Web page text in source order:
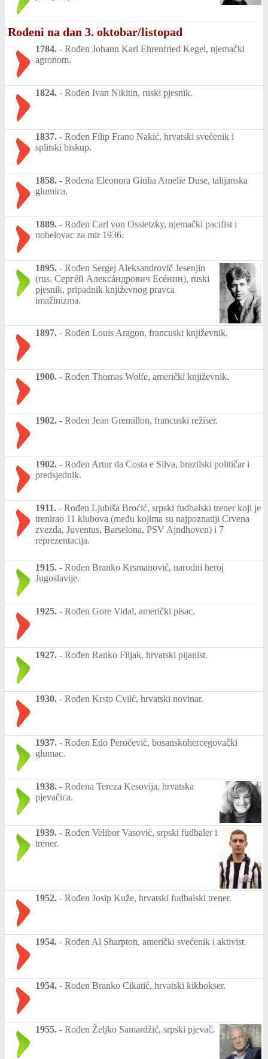
Rođeni na dan 3. oktobar/listopad
1784. - Rođen Johann Karl Ehrenfried Kegel, njemački
agronom.
1824. - Rođen Ivan Nikitin, ruski pjesnik.
1837. - Rođen Filip Frano Nakić, hrvatski svećenik i
splitski biskup.
1858. - Rođena Eleonora Giulia Amelie Duse, talijanska
glumica.
1889. - Rođen Carl von Ossietzky, njemački pacifist i
nobelovac za mir 1936.
1895. - Rođen Sergej Aleksandrovič Jesenjin
(rus. Сергéй Алексáндрович Есéнин), ruski
pjesnik, pripadnik književnog pravca
imažinizma.
1897. - Rođen Louis Aragon, francuski književnik.
1900. - Rođen Thomas Wolfe, američki književnik.
1902. - Rođen Jean Gremillon, francuski režiser.
1902. - Rođen Artur da Costa e Silva, brazilski političar i
predsjednik.
1911. - Rođen Ljubiša Broćić, srpski fudbalski trener koji je
trenirao 11 klubova (među kojima su najpoznatiji Crvena
zvezda, Juventus, Barselona, PSV Ajndhoven) i 7
reprezentacija.
1915. - Rođen Branko Krsmanović, narodni heroj
Jugoslavije.
1925. - Rođen Gore Vidal, američki pisac.
1927. - Rođen Ranko Filjak, hrvatski pijanist.
1930. - Rođen Krsto Cviić, hrvatski novinar.
1937. - Rođen Edo Peročević, bosanskohercegovački
glumac.
1938. - Rođena Tereza Kesovija, hrvatska
pjevačica.
1939. - Rođen Velibor Vasović, srpski fudbaler i
trener.
1952. - Rođen Josip Kuže, hrvatski fudbalski trener.
1954. - Rođen Al Sharpton, američki svećenik i aktivist.
1954. - Rođen Branko Cikatić, hrvatski kikbokser.
1955. - Rođen Željko Samardžić, srpski pjevač.